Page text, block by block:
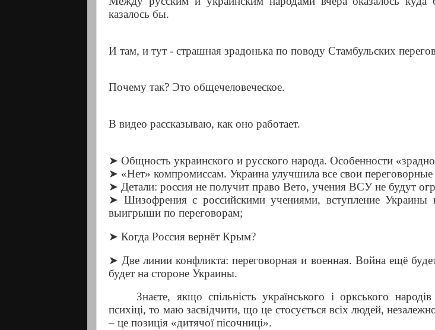
казалось бы.
И там, и тут - страшная зрадонька по поводу Стамбульских
Почему так? Это общечеловеческое.
В видео рассказываю, как оно работает.
➤ Общность украинского и русского народа. Особенности
➤ «Нет» компромиссам. Украина улучшила все свои
➤ Детали: россия не получит право Вето, учения ВСУ не будут
➤ Шизофрения с российскими учениями, вступление
выигрыши по переговорам;
➤ Когда Россия вернёт Крым?
➤ Две линии конфликта: переговорная и военная. Война ещё
будет на стороне Украины.
Знаєте, якщо спільність українського і оркського
психіці, то маю засвідчити, що це стосується всіх людей,
– це позиція «дитячої пісочниці».